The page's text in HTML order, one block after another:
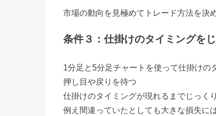
市場の動向を見極めてトレード方法を決
条件３：仕掛けのタイミングを
1分足と5分足チャートを使って仕掛けの
押し目や戻りを待つ
仕掛けのタイミングが現れるまでじっく
例え間違っていたとしても大きな損失に